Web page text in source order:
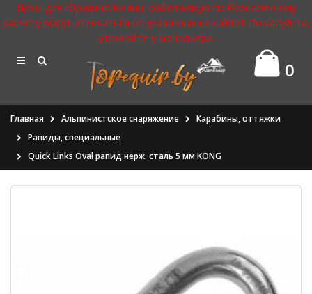
Цены для Юридически лиц, работающих по безналичному
расчету могут отличаться от указанных на сайте!!! Пожалуйста,
уточняйте у менеджера.
0
Главная Альпинистское снаряжение
Карабины, оттяжки
Рапиды, специальные
Quick Links Oval рапид нерж. сталь 5 мм KONG